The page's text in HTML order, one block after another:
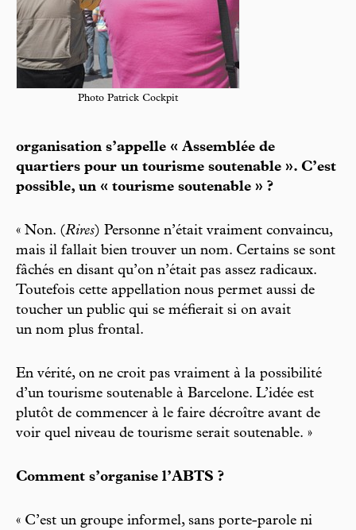
Photo Patrick Cockpit
organisation s’appelle « Assemblée de
quartiers pour un tourisme soutenable ». C’est
possible, un « tourisme soutenable » ?
« Non. (Rires) Personne n’était vraiment convaincu,
mais il fallait bien trouver un nom. Certains se sont
fâchés en disant qu’on n’était pas assez radicaux.
Toutefois cette appellation nous permet aussi de
toucher un public qui se méfierait si on avait
un nom plus frontal.
En vérité, on ne croit pas vraiment à la possibilité
d’un tourisme soutenable à Barcelone. L’idée est
plutôt de commencer à le faire décroître avant de
voir quel niveau de tourisme serait soutenable. »
Comment s’organise l’ABTS ?
« C’est un groupe informel, sans porte-parole ni